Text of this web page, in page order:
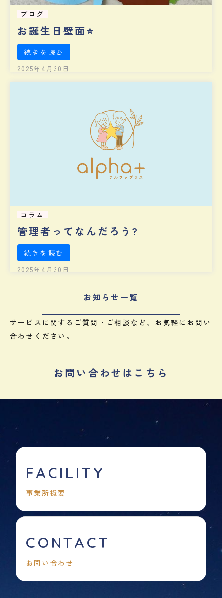
ブログ
お誕生日壁面⭐️
続きを読む
2025年4月30日
コラム
管理者ってなんだろう?
続きを読む
2025年4月30日
お知らせ一覧
サービスに関するご質問・ご相談など、 お気軽にお問い
合わせください。
お問い合わせはこちら
FACILITY
事業所概要
CONTACT
お問い合わせ